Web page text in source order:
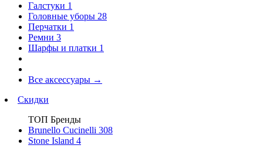
Галстуки 1
Головные уборы 28
Перчатки 1
Ремни 3
Шарфы и платки 1
Все аксессуары →
Скидки
ТОП Бренды
Brunello Cucinelli 308
Stone Island 4